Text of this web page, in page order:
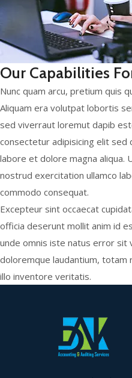
Our Capabilities
Nunc quam arcu, pretium quis
Aliquam era volutpat lobortis
sed viverraut loremut dapib
consectetur adipisicing elit
labore et dolore magna aliqua.
nostrud exercitation ullamco
commodo consequat.
Excepteur sint occaecat
officia deserunt mollit anim id
unde omnis iste natus error sit
doloremque laudantium, totam
illo inventore veritatis.